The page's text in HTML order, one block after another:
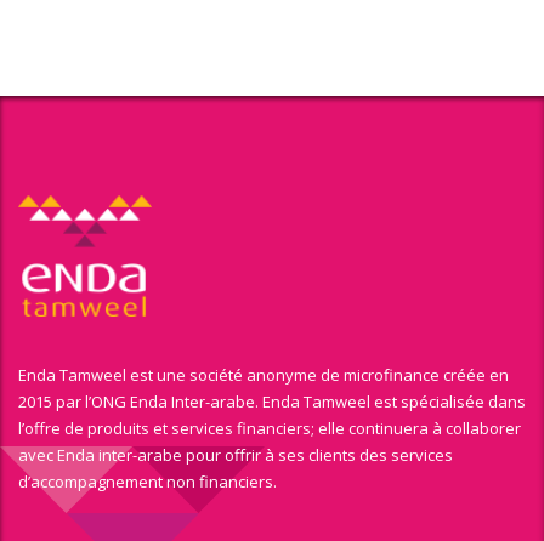
Enda Tamweel est une société anonyme de microfinance créée en
2015 par l’ONG Enda Inter-arabe. Enda Tamweel est spécialisée dans
l’offre de produits et services financiers; elle continuera à collaborer
avec Enda inter-arabe pour offrir à ses clients des services
d’accompagnement non financiers.